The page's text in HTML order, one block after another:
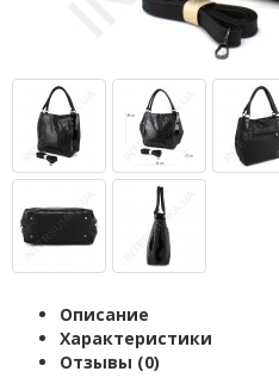
Описание
Характеристики
Отзывы (0)